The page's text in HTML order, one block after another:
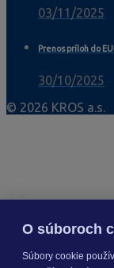
03/11/2025
Prenos príloh do
30/10/2025
© 2026 KROS a.s.
O súboroch
Súbory cookie